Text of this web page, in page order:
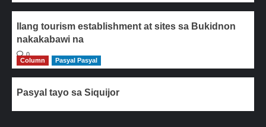
Ilang tourism establishment at sites sa Bukidnon
nakakabawi na
0
Column
Pasyal Pasyal
Pasyal tayo sa Siquijor